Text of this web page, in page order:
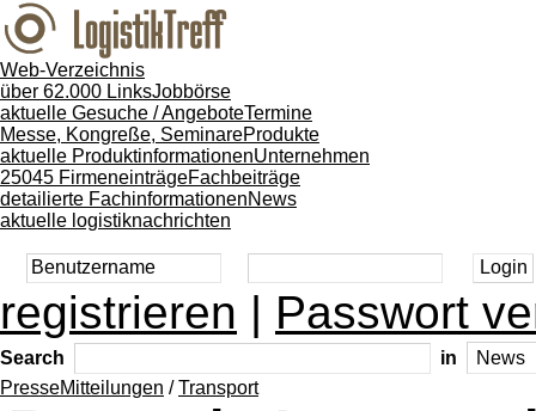
Web-Verzeichnis
über 62.000 LinksJobbörse
aktuelle Gesuche / AngeboteTermine
Messe, Kongreße, SeminareProdukte
aktuelle ProduktinformationenUnternehmen
25045 FirmeneinträgeFachbeiträge
detailierte FachinformationenNews
aktuelle logistiknachrichten
registrieren | Passwort
Search
in
PresseMitteilungen /Transport